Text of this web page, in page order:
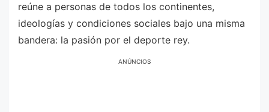
reúne a personas de todos los continentes,
ideologías y condiciones sociales bajo una misma
bandera: la pasión por el deporte rey.
ANÚNCIOS